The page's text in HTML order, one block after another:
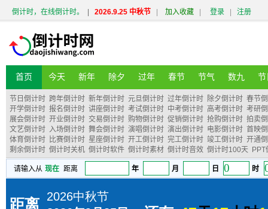
倒计时，在线倒计时。 2026.9.25 中秋节 加入收藏 登录 注册
首页 今天 新年 除夕 过年 春节 节气 数九 节
节日倒计时 跨年倒计时 新年倒计时 元旦倒计时 过年倒计时 除夕倒计时 春节
开学倒计时 报名倒计时 讲座倒计时 考试倒计时 中考倒计时 高考倒计时 考研
展会倒计时 开业倒计时 交易倒计时 购物倒计时 促销倒计时 抢购倒计时 拍卖
文艺倒计时 入场倒计时 舞会倒计时 演唱倒计时 演出倒计时 电影倒计时 首映
体育倒计时 比赛倒计时 星座倒计时 开工倒计时 完工倒计时 竣工倒计时 开通
剩余倒计时 倒计时关机 倒计时软件 倒计时素材 倒计时音效 倒计时100天 PPT